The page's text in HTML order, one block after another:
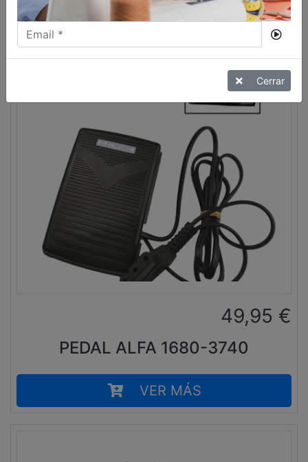
49,95 €
PEDAL ALFA 1680-3740
VER MÁS
Cerrar